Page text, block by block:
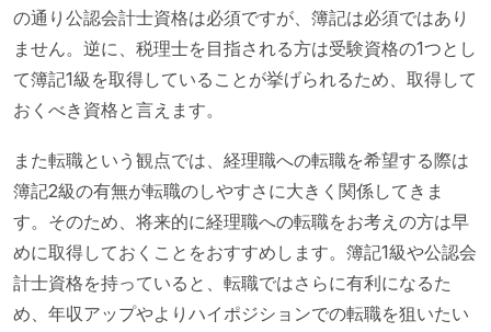
の通り公認会計士資格は必須ですが、簿記は必須ではあり
ません。逆に、税理士を目指される方は受験資格の1つとし
て簿記1級を取得していることが挙げられるため、取得して
おくべき資格と言えます。
また転職という観点では、経理職への転職を希望する際は
簿記2級の有無が転職のしやすさに大きく関係してきま
す。そのため、将来的に経理職への転職をお考えの方は早
めに取得しておくことをおすすめします。簿記1級や公認会
計士資格を持っていると、転職ではさらに有利になるた
め、年収アップやよりハイポジションでの転職を狙いたい